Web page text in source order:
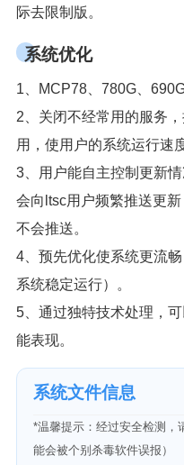
际去限制版。
系统优化
1、MCP78、780G、
2、关闭不经常用的服务
用，使用户的系统运行速
3、用户能自主控制更新
会向ltsc用户频繁推送更
不会推送。
4、预先优化使系统更流
系统稳定运行）。
5、通过独特技术处理，
能表现。
系统文件信息
*温馨提示：经过安全检测，
能会被个别杀毒软件误报）